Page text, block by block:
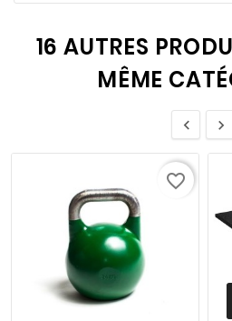
16 AUTRES
MÊME
 
favorite_border